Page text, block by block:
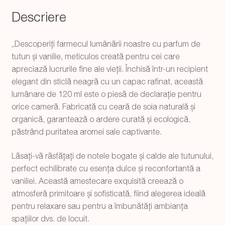
Descriere
„Descoperiți farmecul lumânării noastre cu parfum de
tutun și vanilie, meticulos creată pentru cei care
apreciază lucrurile fine ale vieții. Închisă într-un recipient
elegant din sticlă neagră cu un capac rafinat, această
lumânare de 120 ml este o piesă de declarație pentru
orice cameră. Fabricată cu ceară de soia naturală și
organică, garantează o ardere curată și ecologică,
păstrând puritatea aromei sale captivante.
Lăsați-vă răsfățați de notele bogate și calde ale tutunului,
perfect echilibrate cu esența dulce și reconfortantă a
vaniliei. Această amestecare exquisită creează o
atmosferă primitoare și sofisticată, fiind alegerea ideală
pentru relaxare sau pentru a îmbunătăți ambianța
spațiilor dvs. de locuit.